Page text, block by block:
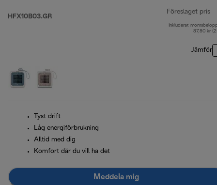
HFX10B03.GR
Föreslaget pris
Inkluderat
87,80 kr
Jämför
Tyst drift
Låg energiförbrukning
Alltid med dig
Komfort där du vill ha det
Meddela mig